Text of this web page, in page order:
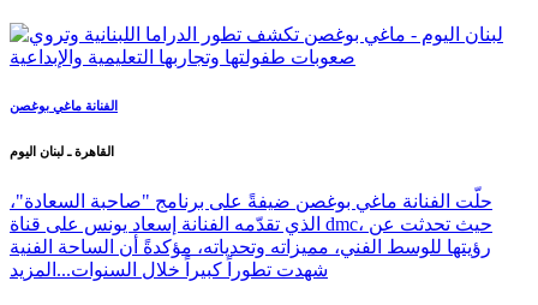
الفنانة ماغي بوغصن
القاهرة ـ لبنان اليوم
حلّت الفنانة ماغي بوغصن ضيفةً على برنامج "صاحبة السعادة"،
الذي تقدّمه الفنانة إسعاد يونس على قناة dmc، حيث تحدثت عن
رؤيتها للوسط الفني، مميزاته وتحدياته، مؤكدةً أن الساحة الفنية
شهدت تطوراً كبيراً خلال السنوات... المزيد